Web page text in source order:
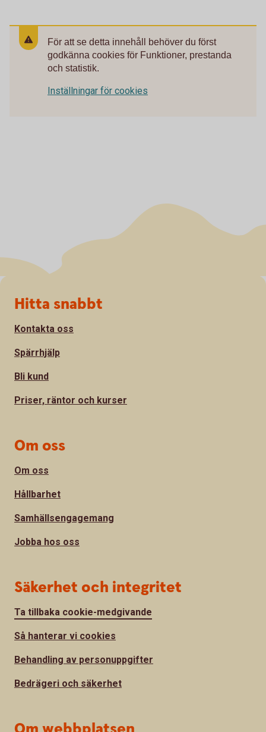
För att se detta innehåll behöver du först
godkänna cookies för Funktioner, prestanda
och statistik.
Inställningar för cookies
Sidfot
Hitta snabbt
Kontakta oss
Spärrhjälp
Bli kund
Priser, räntor och kurser
Om oss
Om oss
Hållbarhet
Samhällsengagemang
Jobba hos oss
Säkerhet och integritet
Ta tillbaka cookie-medgivande
Så hanterar vi cookies
Behandling av personuppgifter
Bedrägeri och säkerhet